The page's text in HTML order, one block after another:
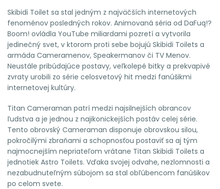
Skibidi Toilet sa stal jedným z najväčších internetových
fenoménov posledných rokov. Animovaná séria od DaFuq!?
Boom! ovládla YouTube miliardami pozretí a vytvorila
jedinečný svet, v ktorom proti sebe bojujú Skibidi Toilets a
armáda Cameramenov, Speakermanov či TV Menov.
Neustále pribúdajúce postavy, veľkolepé bitky a prekvapivé
zvraty urobili zo série celosvetový hit medzi fanúšikmi
internetovej kultúry.
Titan Cameraman patrí medzi najsilnejších obrancov
ľudstva a je jednou z najikonickejších postáv celej série.
Tento obrovský Cameraman disponuje obrovskou silou,
pokročilými zbraňami a schopnosťou postaviť sa aj tým
najmocnejším nepriateľom vrátane Titan Skibidi Toilets a
jednotiek Astro Toilets. Vďaka svojej odvahe, nezlomnosti a
nezabudnuteľným súbojom sa stal obľúbencom fanúšikov
po celom svete.